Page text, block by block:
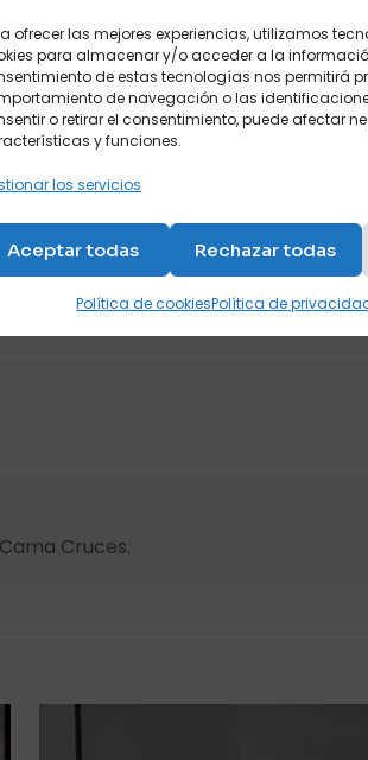
ofrecer las mejores experiencias, utilizamos
para almacenar y/o acceder a la
de estas tecnologías nos permitirá
de navegación o las
o retirar el consentimiento, puede afectar
y funciones.
los servicios
Aceptar todas Rechazar todas
Política de cookiesPolítica de
un mecanismo con engranajes,
debes cuidar su limpieza y evitar
debes cuidar cómo lo transportas.
higiene del colchón. Pero en el caso
usar una buena funda para que
Son muebles diseñados para
los convierte en un mueble
Cruces.